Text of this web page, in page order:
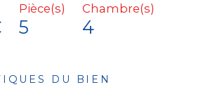
Pièce(s)
5
Chambre(s)
4
DU BIEN